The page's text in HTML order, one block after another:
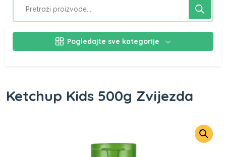
Pogledajte sve kategorije
Ketchup Kids 500g Zvijezda